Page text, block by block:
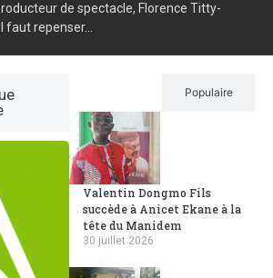
de spectacle, Florence Titty-
faut repenser...
Populaire
Valentin Dongmo Fils
succède à Anicet Ekane à la
tête du Manidem
30 juillet 2026